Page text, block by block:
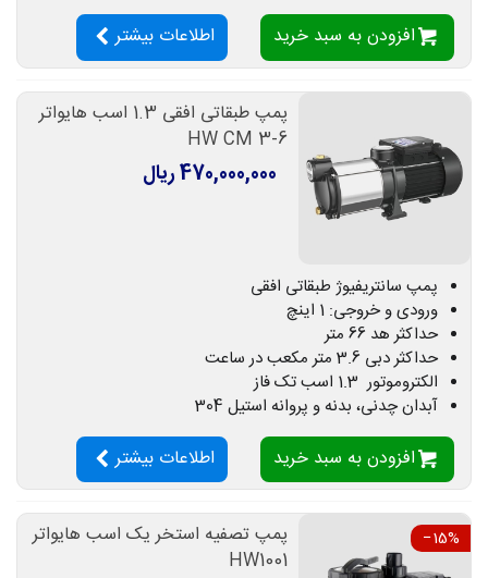
افزودن به سبد خرید اطلاعات بیشتر
پمپ طبقاتی افقی 1.3 اسب هایواتر
HW CM 3-6
470,000,000 ریال
پمپ سانتریفیوژ طبقاتی افقی
ورودی و خروجی: 1 اینچ
حداکثر هد 66 متر
حداکثر دبی 3.6 متر مکعب در ساعت
الکتروموتور 1.3 اسب تک فاز
آبدان چدنی، بدنه و پروانه استیل 304
افزودن به سبد خرید اطلاعات بیشتر
‎−15%
پمپ تصفیه استخر یک اسب هایواتر
HW1001